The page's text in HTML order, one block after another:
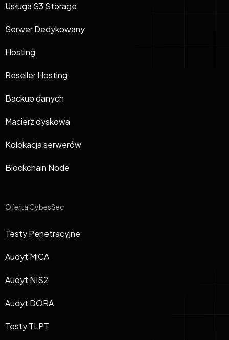
Usługa S3 Storage
Serwer Dedykowany
Hosting
Reseller Hosting
Backup danych
Macierz dyskowa
Kolokacja serwerów
Blockchain Node
Oferta CybesSec
Testy Penetracyjne
Audyt MiCA
Audyt NIS2
Audyt DORA
Testy TLPT